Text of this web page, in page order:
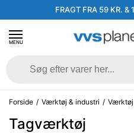
FRAGT FRA 59 KR. &
MENU
Forside / Værktøj & industri / Værktøj
Tagværktøj